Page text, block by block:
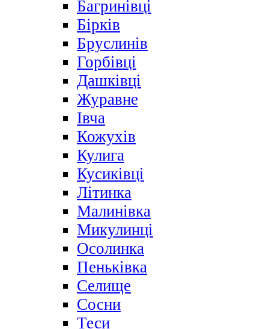
Багринівці
Бірків
Бруслинів
Горбівці
Дашківці
Журавне
Івча
Кожухів
Кулига
Кусиківці
Літинка
Малинівка
Микулинці
Осолинка
Пеньківка
Селище
Сосни
Теси